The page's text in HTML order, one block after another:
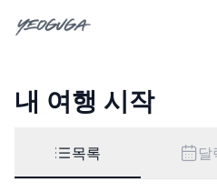
내 여행 시작
목록 달